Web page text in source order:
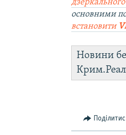
основними
встановити
Новини